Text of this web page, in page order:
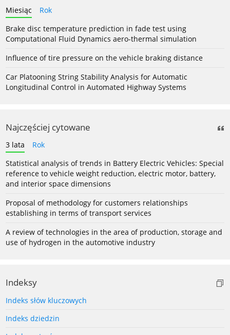
Miesiąc
Rok
Brake disc temperature prediction in fade test using
Computational Fluid Dynamics aero-thermal simulation
Influence of tire pressure on the vehicle braking distance
Car Platooning String Stability Analysis for Automatic
Longitudinal Control in Automated Highway Systems
Najczęściej cytowane
3 lata
Rok
Statistical analysis of trends in Battery Electric Vehicles: Special
reference to vehicle weight reduction, electric motor, battery,
and interior space dimensions
Proposal of methodology for customers relationships
establishing in terms of transport services
A review of technologies in the area of production, storage and
use of hydrogen in the automotive industry
Indeksy
Indeks słów kluczowych
Indeks dziedzin